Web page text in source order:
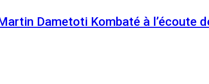
Dametoti Kombaté à l’écoute